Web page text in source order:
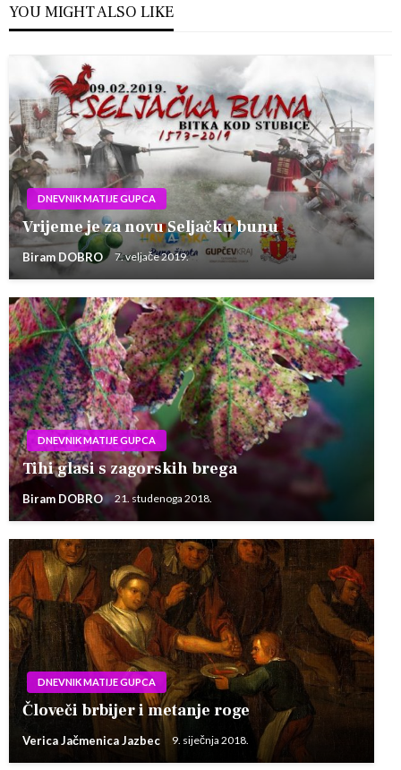
YOU MIGHT ALSO LIKE
DNEVNIK MATIJE GUPCA
Vrijeme je za novu Seljačku bunu
Biram DOBRO 7. veljače 2019.
DNEVNIK MATIJE GUPCA
Tihi glasi s zagorskih brega
Biram DOBRO 21. studenoga 2018.
DNEVNIK MATIJE GUPCA
Človeči brbijer i metanje roge
Verica Jačmenica Jazbec 9. siječnja 2018.